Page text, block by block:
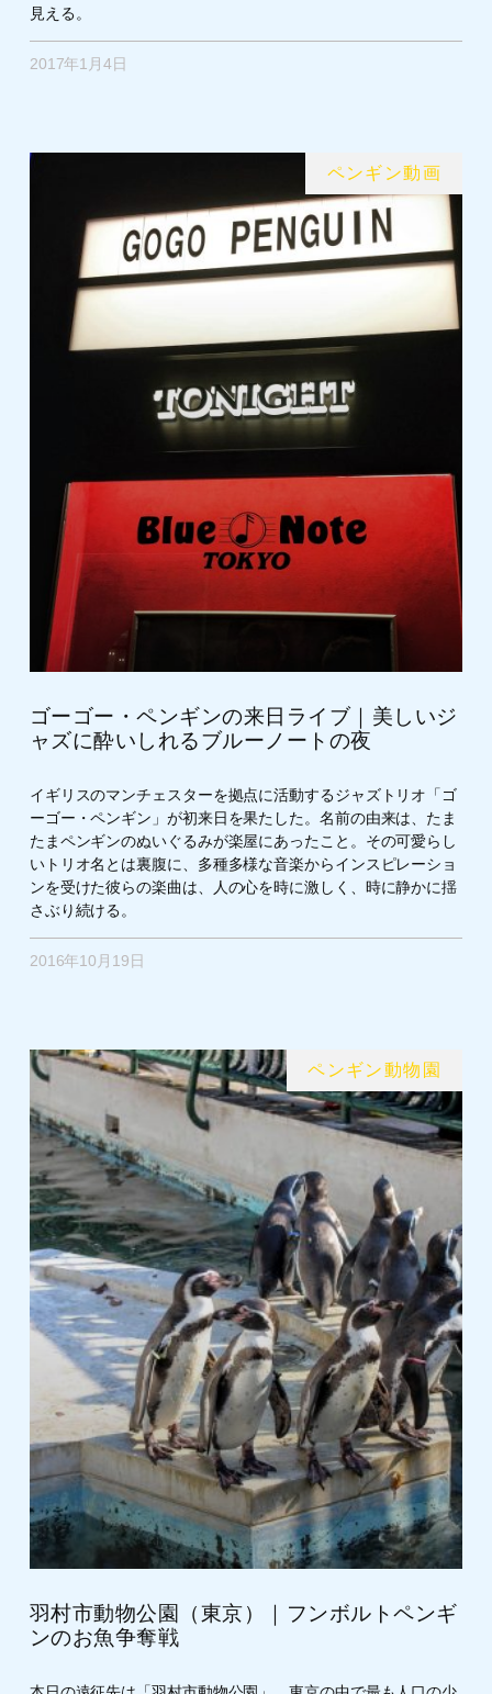
見える。
2017年1月4日
ペンギン動画
ゴーゴー・ペンギンの来日ライブ｜美しいジ
ャズに酔いしれるブルーノートの夜
イギリスのマンチェスターを拠点に活動するジャズトリオ「ゴ
ーゴー・ペンギン」が初来日を果たした。名前の由来は、たま
たまペンギンのぬいぐるみが楽屋にあったこと。その可愛らし
いトリオ名とは裏腹に、多種多様な音楽からインスピレーショ
ンを受けた彼らの楽曲は、人の心を時に激しく、時に静かに揺
さぶり続ける。
2016年10月19日
ペンギン動物園
羽村市動物公園（東京）｜フンボルトペンギ
ンのお魚争奪戦